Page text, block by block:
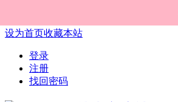
设为首页收藏本站
登录
注册
找回密码